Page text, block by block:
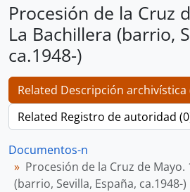
Procesión de la Cruz
La Bachillera (barrio,
ca.1948-)
Related Descripción archivística
Related Registro de autoridad
Documentos-n
Procesión de la Cruz de Mayo.
(barrio, Sevilla, España, ca.1948-)